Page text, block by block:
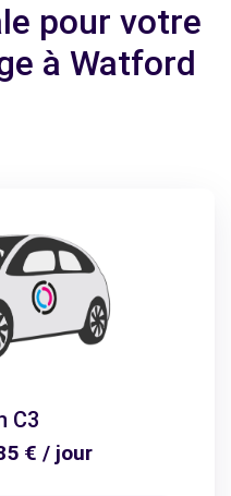
pour votre
à Watford
C3
€ / jour